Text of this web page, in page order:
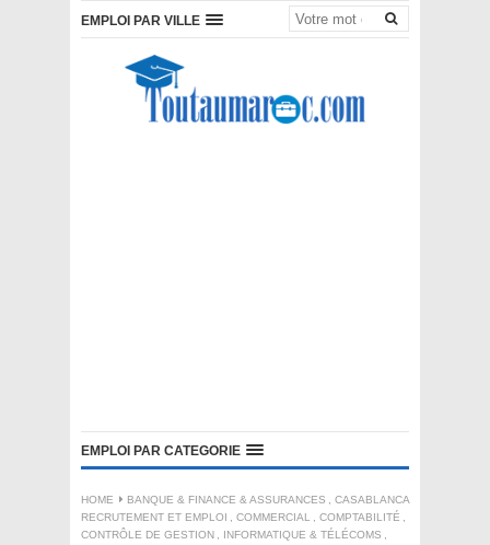
EMPLOI PAR VILLE
EMPLOI PAR CATEGORIE
HOME BANQUE & FINANCE & ASSURANCES , CASABLANCA
RECRUTEMENT ET EMPLOI , COMMERCIAL , COMPTABILITÉ ,
CONTRÔLE DE GESTION , INFORMATIQUE & TÉLÉCOMS ,